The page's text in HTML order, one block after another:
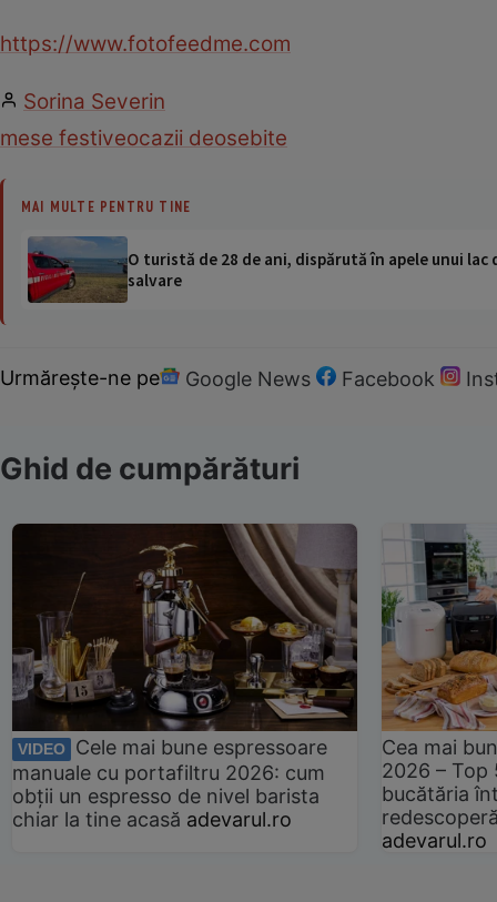
https://www.fotofeedme.com
Sorina Severin
mese festiveocazii deosebite
MAI MULTE PENTRU TINE
O turistă de 28 de ani, dispărută în apele unui
salvare
Urmărește-ne pe Google News Facebook
Ghid de cumpărături
VIDEO
Cele mai bune espressoare
manuale cu portafiltru 2026: cum
obții un espresso de nivel barista
chiar la tine acasă adevarul.ro
Cea mai
2026 –
bucătăria
adevarul.ro